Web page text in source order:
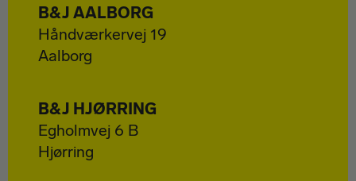
B&J AALBORG
Håndværkervej 19
Aalborg
B&J HJØRRING
Egholmvej 6 B
Hjørring